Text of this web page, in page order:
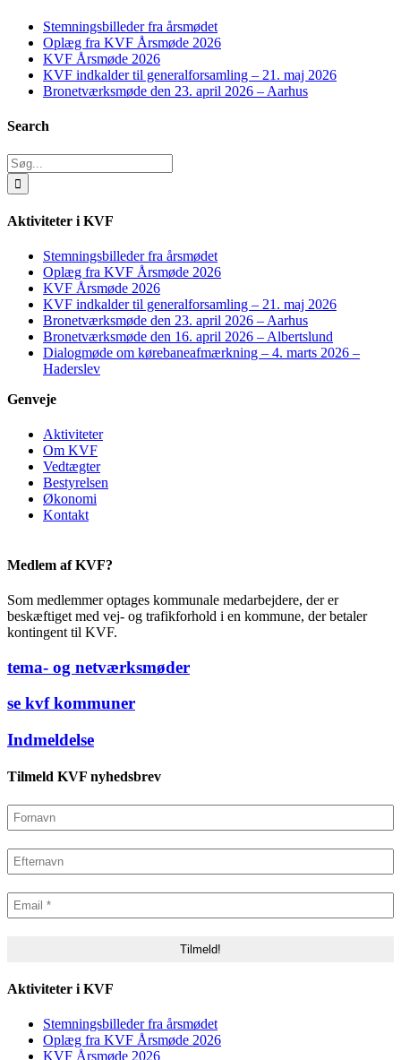
Stemningsbilleder fra årsmødet
Oplæg fra KVF Årsmøde 2026
KVF Årsmøde 2026
KVF indkalder til generalforsamling – 21. maj 2026
Bronetværksmøde den 23. april 2026 – Aarhus
Search
Søg
efter:
Aktiviteter i KVF
Stemningsbilleder fra årsmødet
Oplæg fra KVF Årsmøde 2026
KVF Årsmøde 2026
KVF indkalder til generalforsamling – 21. maj 2026
Bronetværksmøde den 23. april 2026 – Aarhus
Bronetværksmøde den 16. april 2026 – Albertslund
Dialogmøde om kørebaneafmærkning – 4. marts 2026 –
Haderslev
Genveje
Aktiviteter
Om KVF
Vedtægter
Bestyrelsen
Økonomi
Kontakt
Medlem af KVF?
Som medlemmer optages kommunale medarbejdere, der er
beskæftiget med vej- og trafikforhold i en kommune, der betaler
kontingent til KVF.
tema- og netværksmøder
se kvf kommuner
Indmeldelse
Tilmeld KVF nyhedsbrev
Aktiviteter i KVF
Stemningsbilleder fra årsmødet
Oplæg fra KVF Årsmøde 2026
KVF Årsmøde 2026